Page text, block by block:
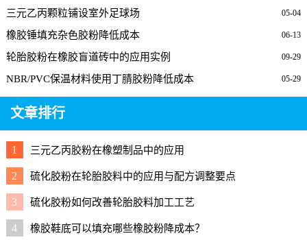
05-04
三元乙丙颗粒铺设室外足球场
06-13
橡胶锤填充杂色胶粉降低成本
09-29
轮胎胶粉在橡胶盲道砖中的应用实例
05-29
NBR/PVC保温材料使用丁腈胶粉降低成本
文章排行
1 三元乙丙胶粉在橡塑制品中的应用
2 硫化胶粉在轮胎胶料中的应用与配方调整要点
3 硫化胶粉如何改善轮胎胶料加工工艺
4 橡胶鞋底可以填充哪些橡胶粉降成本？